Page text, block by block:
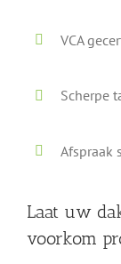
VCA
Scherpe
Afspraak
Laat uw
voorkom